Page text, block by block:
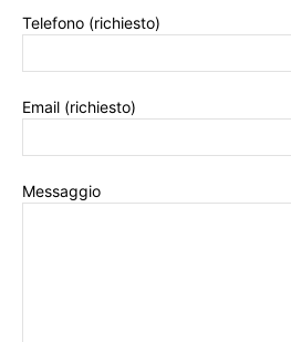
Telefono (richiesto)
Email (richiesto)
Messaggio